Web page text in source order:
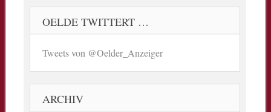
OELDE TWITTERT …
Tweets von @Oelder_Anzeiger
ARCHIV